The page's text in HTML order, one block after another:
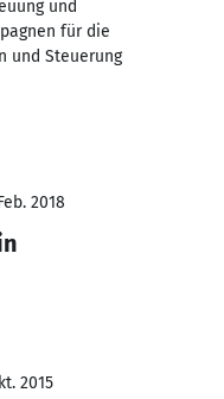
und
für die
und Steuerung
2018
2015